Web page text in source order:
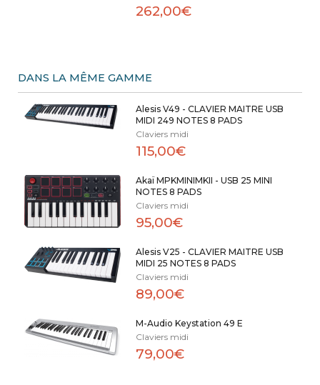
262,00€
DANS LA MÊME GAMME
Alesis V49 - CLAVIER MAITRE USB
MIDI 249 NOTES 8 PADS
Claviers midi
115,00€
Akaï MPKMINIMKII - USB 25 MINI
NOTES 8 PADS
Claviers midi
95,00€
Alesis V25 - CLAVIER MAITRE USB
MIDI 25 NOTES 8 PADS
Claviers midi
89,00€
M-Audio Keystation 49 E
Claviers midi
79,00€